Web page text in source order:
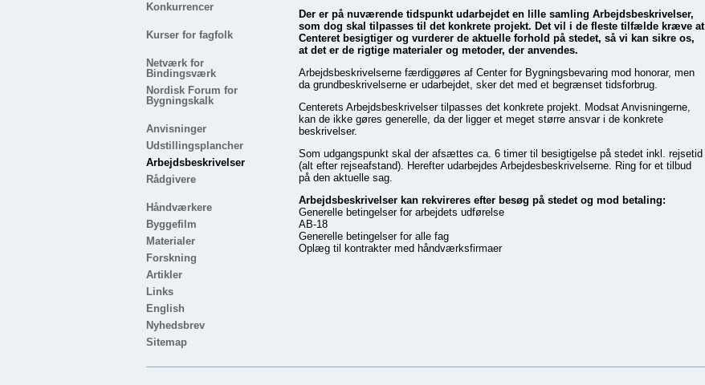
Der er på nuværende tidspunkt udarbejdet en lille samling Arbejdsbeskrivelser,
som dog skal tilpasses til det konkrete projekt. Det vil i de fleste tilfælde kræve at
Centeret besigtiger og vurderer de aktuelle forhold på stedet, så vi kan sikre os,
at det er de rigtige materialer og metoder, der anvendes.
Arbejdsbeskrivelserne færdiggøres af Center for Bygningsbevaring mod honorar, men
da grundbeskrivelserne er udarbejdet, sker det med et begrænset tidsforbrug.
Centerets Arbejdsbeskrivelser tilpasses det konkrete projekt. Modsat Anvisningerne,
kan de ikke gøres generelle, da der ligger et meget større ansvar i de konkrete
beskrivelser.
Som udgangspunkt skal der afsættes ca. 6 timer til besigtigelse på stedet inkl. rejsetid
(alt efter rejseafstand). Herefter udarbejdes Arbejdesbeskrivelserne. Ring for et tilbud
på den aktuelle sag.
Arbejdsbeskrivelser kan rekvireres efter besøg på stedet og mod betaling:
Generelle betingelser for arbejdets udførelse
AB-18
Generelle betingelser for alle fag
Oplæg til kontrakter med håndværksfirmaer
Konkurrencer
Kurser for fagfolk
Netværk for
Bindingsværk
Nordisk Forum for
Bygningskalk
Anvisninger
Udstillingsplancher
Arbejdsbeskrivelser
Rådgivere
Håndværkere
Byggefilm
Materialer
Forskning
Artikler
Links
English
Nyhedsbrev
Sitemap